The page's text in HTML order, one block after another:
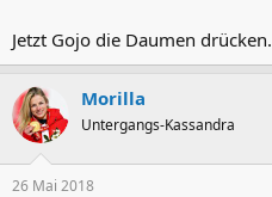
Jetzt Gojo die Daumen drücken.
Morilla
Untergangs-Kassandra
26 Mai 2018